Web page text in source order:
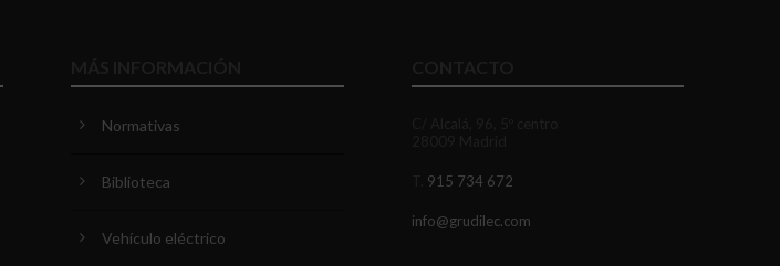
Normativas
Biblioteca
Vehículo eléctrico
915 734 672
info@grudilec.com